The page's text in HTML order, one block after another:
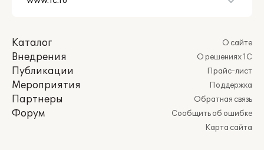
Каталог
Внедрения
Публикации
Мероприятия
Партнеры
Форум
О сайте
О решениях 1С
Прайс-лист
Поддержка
Обратная связь
Сообщить об ошибке
Карта сайта